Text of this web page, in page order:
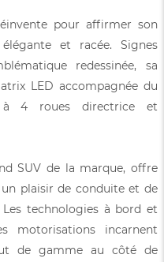
pour affirmer son
et racée. Signes
redessinée, sa
LED accompagnée du
à 4 roues directrice et
SUV de la marque, offre
plaisir de conduite et de
technologies à bord et
motorisations incarnent
de gamme au côté de